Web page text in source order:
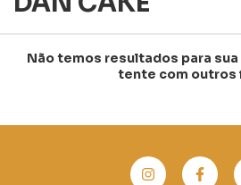
Não temos resultados para
tente com outros